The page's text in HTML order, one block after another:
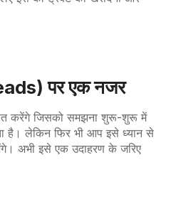
पर एक नजर
करेंगे जिसको समझना शुरू-शुरू में
है । लेकिन फिर भी आप इसे ध्यान से
अभी इसे एक उदाहरण के जरिए